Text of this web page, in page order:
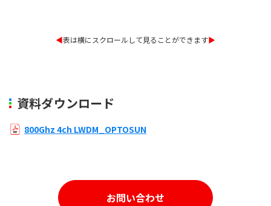
◀︎表は横にスクロールして見ることができます▶︎
資料ダウンロード
800Ghz 4ch LWDM_OPTOSUN
お問い合わせ